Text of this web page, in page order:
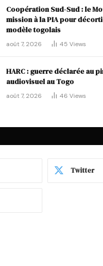
Coopération Sud-Sud : le
mission à la PIA pour
modèle togolais
août 7, 2026 45 Views
HARC : guerre déclarée au
audiovisuel au Togo
août 7, 2026 46 Views
Twitter